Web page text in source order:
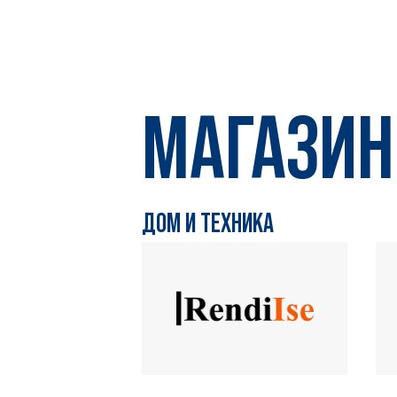
ДОМ И ТЕХНИКА